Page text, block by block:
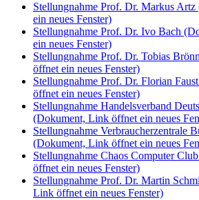
Stellungnahme Prof. Dr. Markus Artz
ein neues Fenster)
Stellungnahme Prof. Dr. Ivo Bach
ein neues Fenster)
Stellungnahme Prof. Dr. Tobias
öffnet ein neues Fenster)
Stellungnahme Prof. Dr. Florian Faust
öffnet ein neues Fenster)
Stellungnahme Handelsverband
(Dokument, Link öffnet ein neues
Stellungnahme Verbraucherzentrale
(Dokument, Link öffnet ein neues
Stellungnahme Chaos Computer
öffnet ein neues Fenster)
Stellungnahme Prof. Dr. Martin
Link öffnet ein neues Fenster)